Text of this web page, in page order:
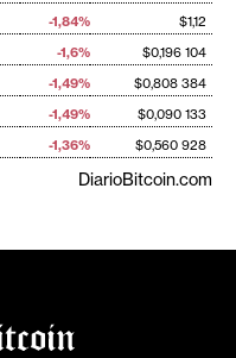
-1,84%
$1,12
-1,6%
$0,196 104
-1,49%
$0,808 384
-1,49%
$0,090 133
-1,36% $0,560 928
DiarioBitcoin.com